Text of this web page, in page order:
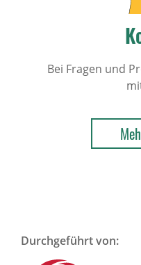
Bei Fragen und
Durchgeführt von: